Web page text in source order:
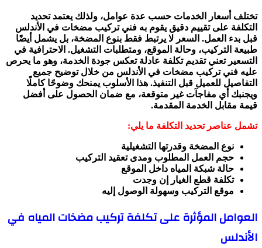
تختلف أسعار الخدمات حسب عدة عوامل، ولذلك يعتمد تحديد
التكلفة على تقييم دقيق يقوم به فني تركيب مضخات في الأندلس
قبل بدء العمل. السعر لا يرتبط فقط بنوع المضخة، بل يشمل أيضًا
طبيعة التركيب، وحالة الموقع، ومتطلبات التشغيل. الاحترافية في
التسعير تعني تقديم تكلفة عادلة تعكس جودة الخدمة، وهو ما يحرص
عليه فني تركيب مضخات في الأندلس من خلال توضيح جميع
التفاصيل للعميل قبل التنفيذ. هذا الأسلوب يمنحك وضوحًا كاملًا
ويجنبك أي مفاجآت غير متوقعة، مع ضمان الحصول على أفضل
قيمة مقابل الخدمة المقدمة.
تشمل عناصر تحديد التكلفة ما يلي:
نوع المضخة وقدرتها التشغيلية
حجم العمل المطلوب ومدى تعقيد التركيب
حالة شبكة المياه داخل الموقع
تكلفة قطع الغيار إن وجدت
موقع التركيب وسهولة الوصول إليه
العوامل المؤثرة على تكلفة تركيب مضخات المياه في
الأندلس